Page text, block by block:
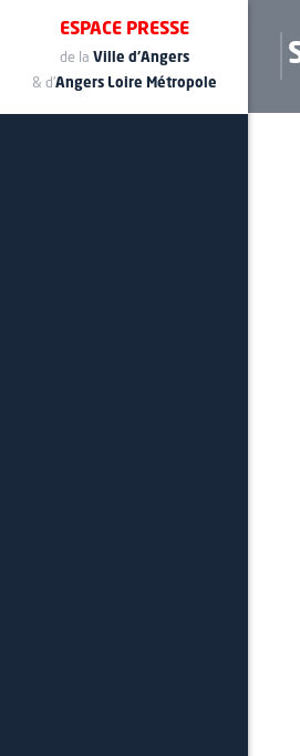
ESPACE PRESSE
de la Ville d'Angers
& d'Angers Loire Métropole